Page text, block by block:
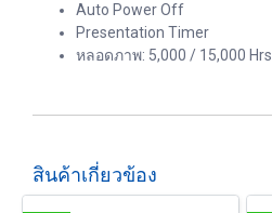
Auto Power Off
Presentation Timer
หลอดภาพ: 5,000 / 15,000 Hrs.
สินค้าเกี่ยวข้อง